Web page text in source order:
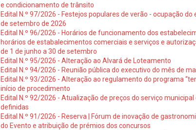
e condicionamento de trânsito
Edital N.º 97/2026 - Festejos populares de verão - ocupação
de setembro de 2026
Edital N.º 96/2026 - Horários de funcionamento dos
horários de estabalecimentos comerciais e serviços e
de 1 de junho a 30 de setembro
Edital N.º 95/2026 - Alteração ao Alvará de Loteamento
Edital N.º 94/2026 - Reunião pública do executivo do mês de
Edital N.º 93/2026 - Alteração ao regulamento do programa
início de procedimento
Edital N.º 92/2026 - Atualização de preços do serviço
definidas
Edital N.º 91/2026 - Reserva | Fórum de inovação de
do Evento e atribuição de prémios dos concursos